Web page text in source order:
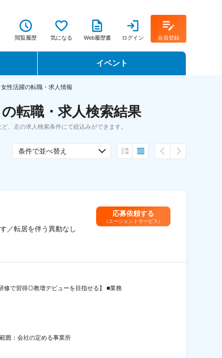
閲覧履歴 気になる Web履歴書 ログイン 会員登録
イベント
転職イベント・転職セミナー
転職フェア
女性活躍の転職・求人情報
転職・求人検索結果
、左の求人検索条件にて絞込みができます。
条件で並べ替え
／転居を伴う異動なし
応募依頼する
（エージェントサービス）
修で習得◎教壇デビューを目指せる】 ■業務
囲：会社の定める事業所